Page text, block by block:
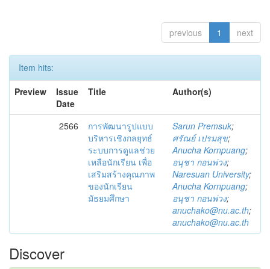
previous 1 next
Item hits:
Preview
Issue
Date
Title Author(s)
2566
การพัฒนารูปแบบ
บริหารเชิงกลยุทธ์
ระบบการดูแลช่วย
เหลือนักเรียน เพื่อ
เสริมสร้างคุณภาพ
ของนักเรียน
มัธยมศึกษา
Sarun Premsuk;
ศรัณย์ เปรมสุข;
Anucha Kornpuang;
อนุชา กอนพ่วง;
Naresuan University;
Anucha Kornpuang;
อนุชา กอนพ่วง;
anuchako@nu.ac.th;
anuchako@nu.ac.th
Discover